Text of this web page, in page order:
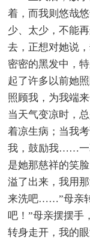
着，而我则悠哉
少、太少，不能
去，正想对她说
密密的黑发中，
起了许多以前她
照顾我，为我端
当天气变凉时，
着凉生病；当我
我，鼓励我……一
是她那慈祥的笑
溢了出来，我用
来洗吧……”母亲
吧！”母亲摆摆手
转身走开，我的眼